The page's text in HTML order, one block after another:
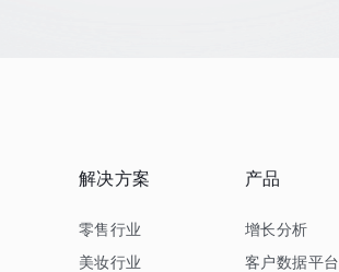
解决方案
零售行业
美妆行业
产品
增长分析
客户数据平台